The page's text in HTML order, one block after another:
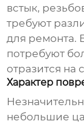
встык,
требуют
для ремонта.
потребуют
отразится на
Характер
небольшие